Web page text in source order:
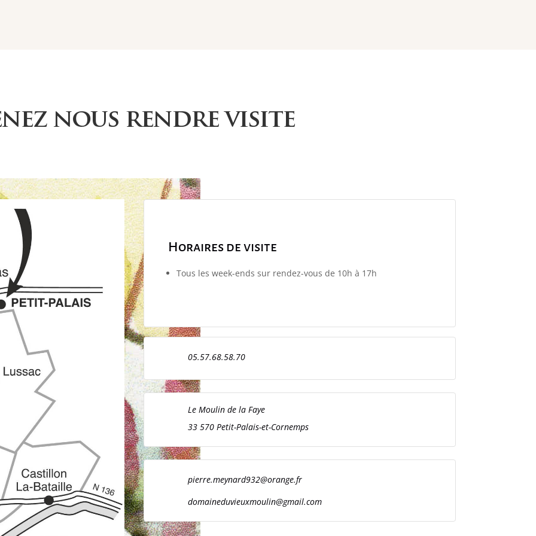
nous rendre visite
Horaires de visite
Tous les week-ends sur rendez-vous de 10h à 17h
05.57.68.58.70
Le Moulin de la Faye
33 570 Petit-Palais-et-Cornemps
pierre.meynard932@orange.fr
domaineduvieuxmoulin@gmail.com